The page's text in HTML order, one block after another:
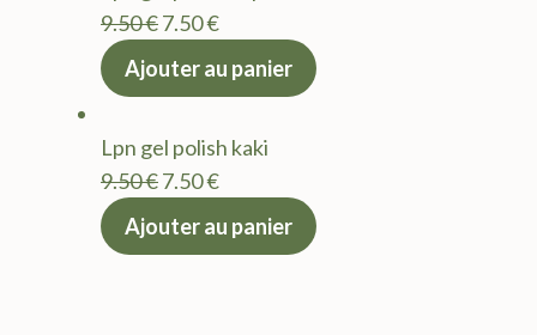
9.50€Le
prix
9.50 €.
7.50€Le
actuel
7.50 €.
Ajouter au panier
Lpn gel polish kaki
9.50€Le
prix
7.50€Le
actuel
Ajouter au panier